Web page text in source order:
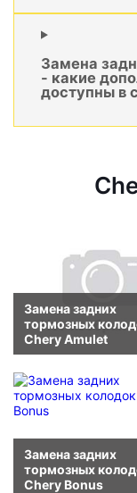
Замена
- какие
доступны в
Замена задних
тормозных
Chery Amulet
Замена задних
тормозных
Chery Bonus